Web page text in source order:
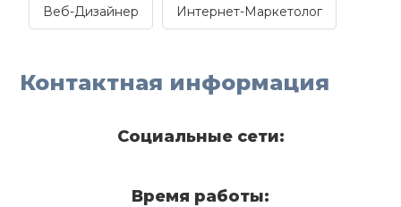
Веб-Дизайнер Интернет-Маркетолог
Контактная информация
Социальные сети:
Время работы: